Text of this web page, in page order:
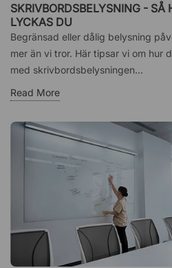
SKRIVBORDSBELYSNING - SÅ
LYCKAS DU
Begränsad eller dålig belysning
mer än vi tror. Här tipsar vi om hur
med skrivbordsbelysningen...
Read More